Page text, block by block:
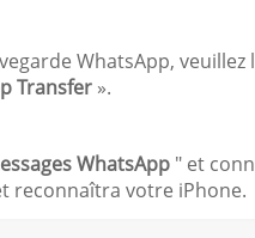
WhatsApp,
Transfer ».
WhatsApp " et
reconnaîtra votre iPhone.